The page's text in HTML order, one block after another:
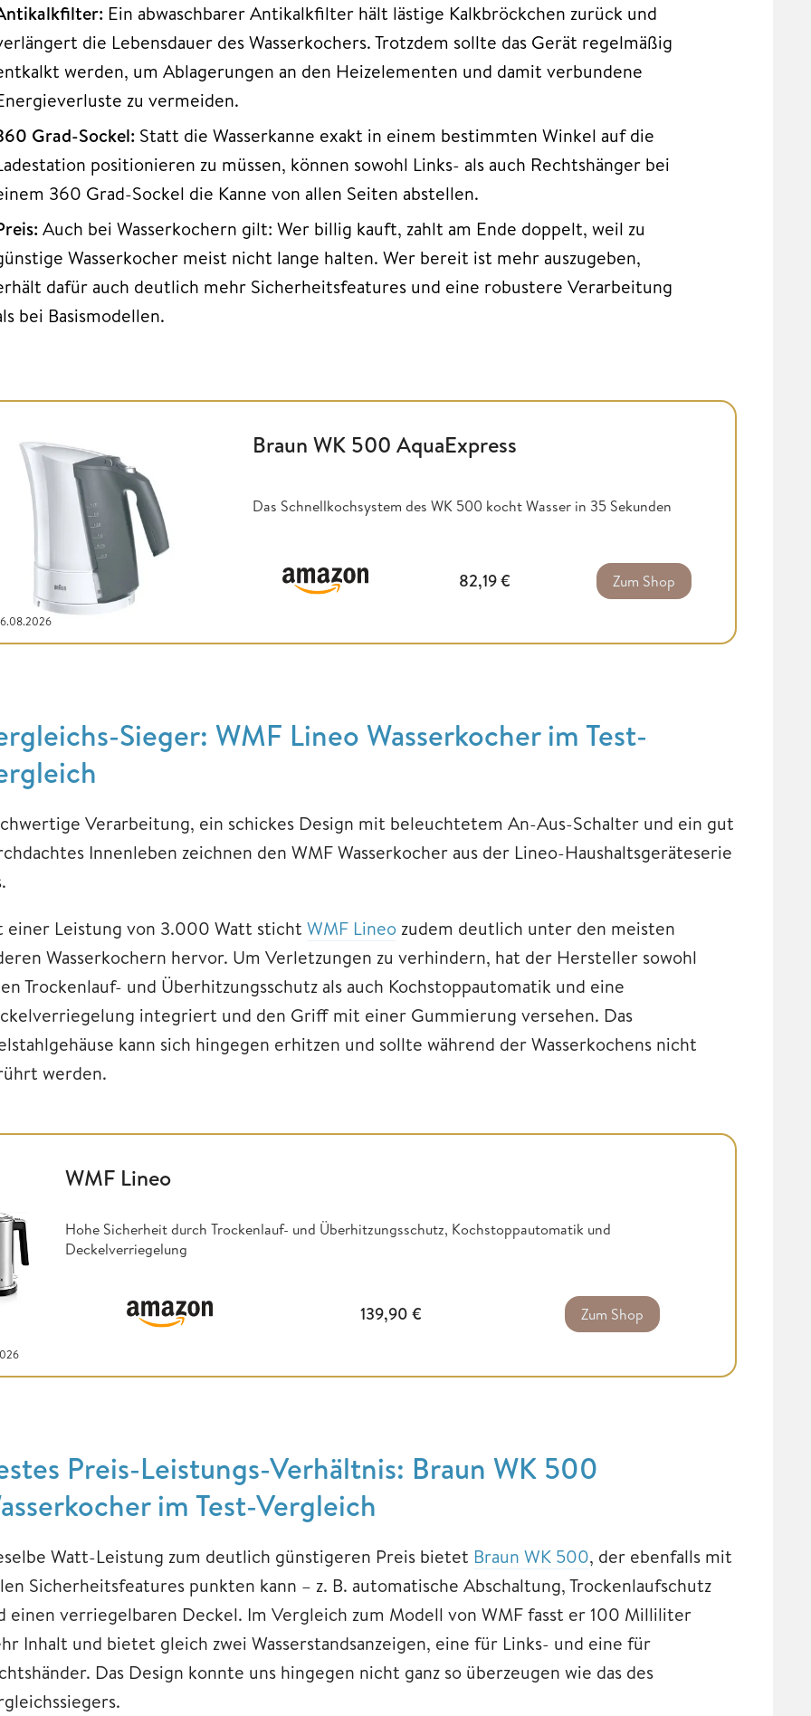
Ein abwaschbarer Antikalkfilter hält lästige Kalkbröckchen zurück und
die Lebensdauer des Wasserkochers. Trotzdem sollte das Gerät regelmäßig
werden, um Ablagerungen an den Heizelementen und damit verbundene
zu vermeiden.
Grad-Sockel: Statt die Wasserkanne exakt in einem bestimmten Winkel auf die
positionieren zu müssen, können sowohl Links- als auch Rechtshänger bei
360 Grad-Sockel die Kanne von allen Seiten abstellen.
Auch bei Wasserkochern gilt: Wer billig kauft, zahlt am Ende doppelt, weil zu
Wasserkocher meist nicht lange halten. Wer bereit ist mehr auszugeben,
dafür auch deutlich mehr Sicherheitsfeatures und eine robustere Verarbeitung
bei Basismodellen.
Braun WK 500 AquaExpress
Das Schnellkochsystem des WK 500 kocht Wasser in 35 Sekunden
82,19€ Zum Shop
Sieger: WMF Lineo Wasserkocher im Test-
Verarbeitung, ein schickes Design mit beleuchtetem An-Aus-Schalter und ein gut
Innenleben zeichnen den WMF Wasserkocher aus der Lineo-Haushaltsgeräteserie
einer Leistung von 3.000 Watt sticht WMF Lineozudem deutlich unter den meisten
Wasserkochern hervor. Um Verletzungen zu verhindern, hat der Hersteller sowohl
Trockenlauf- und Überhitzungsschutz als auch Kochstoppautomatik und eine
integriert und den Griff mit einer Gummierung versehen. Das
kann sich hingegen erhitzen und sollte während der Wasserkochens nicht
werden.
WMF Lineo
Hohe Sicherheit durch Trockenlauf- und Überhitzungsschutz, Kochstoppautomatik und
Deckelverriegelung
139,90 € Zum Shop
Preis-Leistungs-Verhältnis: Braun WK 500
im Test-Vergleich
Watt-Leistung zum deutlich günstigeren Preis bietet Braun WK 500, der ebenfalls mit
Sicherheitsfeatures punkten kann – z. B. automatische Abschaltung, Trockenlaufschutz
einen verriegelbaren Deckel. Im Vergleich zum Modell von WMF fasst er 100 Milliliter
Inhalt und bietet gleich zwei Wasserstandsanzeigen, eine für Links- und eine für
Das Design konnte uns hingegen nicht ganz so überzeugen wie das des